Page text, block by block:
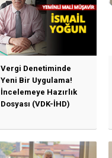
Vergi Denetiminde
Yeni Bir Uygulama!
İncelemeye Hazırlık
Dosyası (VDK-İHD)